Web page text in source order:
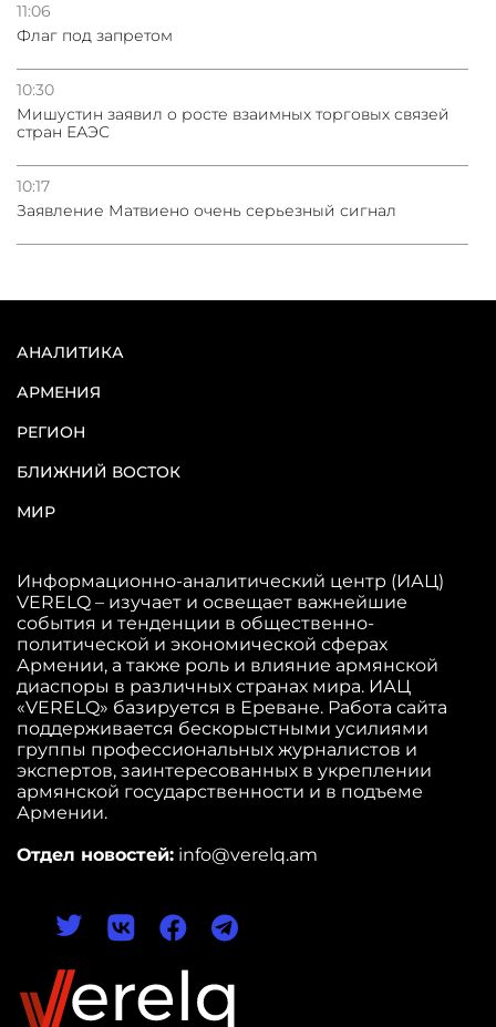
11:06
Флаг под запретом
10:30
Мишустин заявил о росте взаимных торговых связей
стран ЕАЭС
10:17
Заявление Матвиено очень серьезный сигнал
АНАЛИТИКА
АРМЕНИЯ
РЕГИОН
БЛИЖНИЙ ВОСТОК
МИР
Информационно-аналитический центр (ИАЦ)
VERELQ – изучает и освещает важнейшие
события и тенденции в общественно-
политической и экономической сферах
Армении, а также роль и влияние армянской
диаспоры в различных странах мира. ИАЦ
«VERELQ» базируется в Ереване. Работа сайта
поддерживается бескорыстными усилиями
группы профессиональных журналистов и
экспертов, заинтересованных в укреплении
армянской государственности и в подъеме
Армении.
Отдел новостей: info@verelq.am